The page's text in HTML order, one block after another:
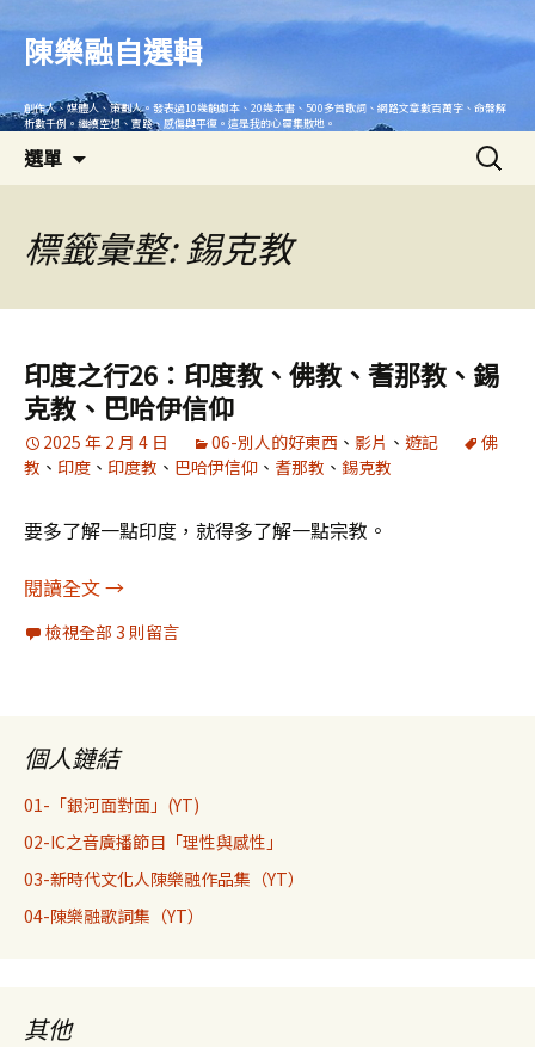
內
陳樂融自選輯
創作人、媒體人、策劃人。發表過10幾齣劇本、20幾本書、500多首歌詞、網路文章數百萬字、命盤解
析數千例。繼續空想、實踐、感傷與平復。這是我的心靈集散地。
選單
搜
尋
標籤彙整: 錫克教
印度之行26：印度教、佛教、耆那教、錫
克教、巴哈伊信仰
2025 年 2 月 4 日 06-別人的好東西 、 影片 、 遊記
佛
教 、 印度 、 印度教 、 巴哈伊信仰 、 耆那教 、 錫克教
要多了解一點印度，就得多了解一點宗教。
閱讀全文印度之行26：印度教、佛教、耆那教、錫克教、巴
→
檢視全部 3 則留言
個人鏈結
01-「銀河面對面」(YT)
02-IC之音廣播節目「理性與感性」
03-新時代文化人陳樂融作品集（YT）
04-陳樂融歌詞集（YT）
其他